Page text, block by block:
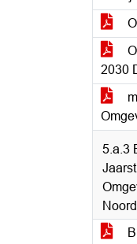
2030
5.a.3
Noord